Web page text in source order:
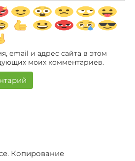
email и адрес сайта в этом
моих комментариев.
Копирование